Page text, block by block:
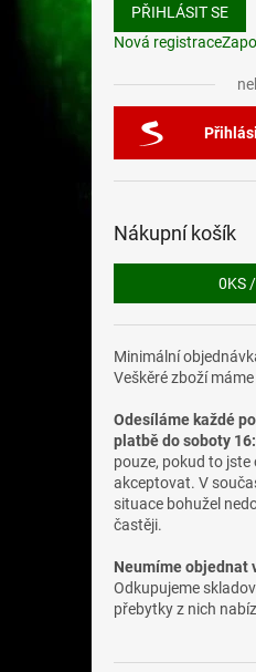
PŘIHLÁSIT SE
Nová registrace
Nákupní košík
0KS /
Minimální
Veškěré zboží máme
Odesíláme každé
platbě do soboty
pouze, pokud to
akceptovat. V
situace bohužel
častěji.
Neumíme objednat
Odkupujeme
přebytky z nich